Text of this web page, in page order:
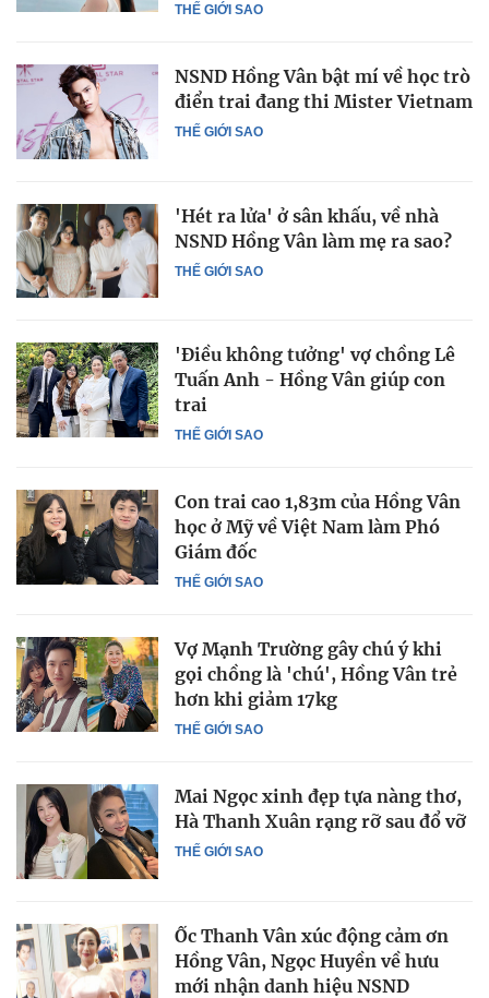
THẾ GIỚI SAO
THẾ GIỚI SAO
NSND Hồng Vân bật mí về học trò
điển trai đang thi Mister Vietnam
THẾ GIỚI SAO
'Hét ra lửa' ở sân khấu, về nhà
NSND Hồng Vân làm mẹ ra sao?
THẾ GIỚI SAO
'Điều không tưởng' vợ chồng Lê
Tuấn Anh - Hồng Vân giúp con
trai
THẾ GIỚI SAO
Con trai cao 1,83m của Hồng Vân
học ở Mỹ về Việt Nam làm Phó
Giám đốc
THẾ GIỚI SAO
Vợ Mạnh Trường gây chú ý khi
gọi chồng là 'chú', Hồng Vân trẻ
hơn khi giảm 17kg
THẾ GIỚI SAO
Mai Ngọc xinh đẹp tựa nàng thơ,
Hà Thanh Xuân rạng rỡ sau đổ vỡ
Ốc Thanh Vân xúc động cảm ơn
Hồng Vân, Ngọc Huyền về hưu
mới nhận danh hiệu NSND